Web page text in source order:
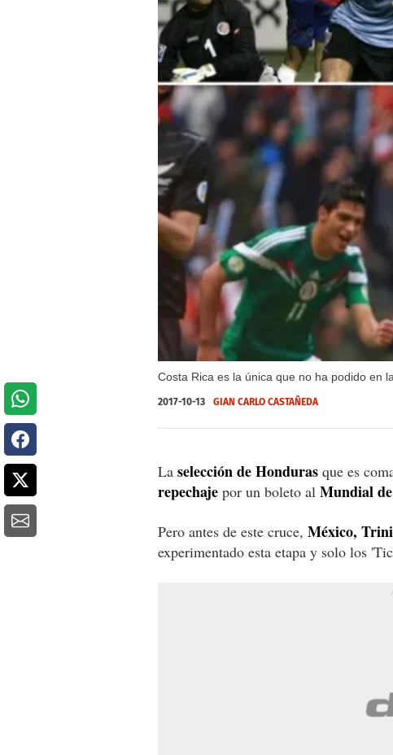
Costa Rica es la única que no ha podido en
2017-10-13 GIAN CARLO CASTAÑEDA
La selección de Honduras que es
repechaje por un boleto al Mundial
Pero antes de este cruce, México,
experimentado esta etapa y solo los